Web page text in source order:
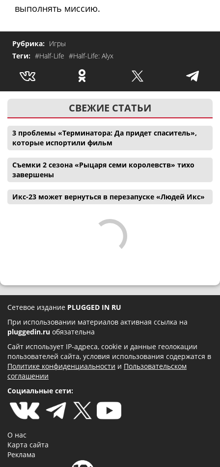
выполнять миссию.
Рубрика: Игры
Теги: #Half-Life #Half-Life: Alyx
СВЕЖИЕ СТАТЬИ
3 проблемы «Терминатора: Да придет спаситель»,
которые испортили фильм
Съемки 2 сезона «Рыцаря семи королевств» тихо
завершены
Икс-23 может вернуться в перезапуске «Людей Икс»
Сетевое издание PLUGGED IN RU
При использовании материалов активная ссылка на
pluggedin.ru обязательна
Сайт использует IP-адреса, cookie и данные геолокации
пользователей сайта, условия использования содержатся в
Политике конфиденциальности и Пользовательском
соглашении
Социальные сети:
О нас
Карта сайта
Реклама